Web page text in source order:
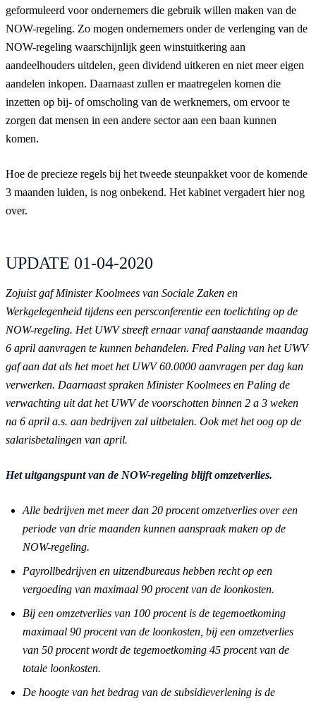
geformuleerd voor ondernemers die gebruik willen maken van de
NOW-regeling. Zo mogen ondernemers onder de verlenging van de
NOW-regeling waarschijnlijk geen winstuitkering aan
aandeelhouders uitdelen, geen dividend uitkeren en niet meer eigen
aandelen inkopen. Daarnaast zullen er maatregelen komen die
inzetten op bij- of omscholing van de werknemers, om ervoor te
zorgen dat mensen in een andere sector aan een baan kunnen
komen.
Hoe de precieze regels bij het tweede steunpakket voor de komende
3 maanden luiden, is nog onbekend. Het kabinet vergadert hier nog
over.
UPDATE 01-04-2020
Zojuist gaf Minister Koolmees van Sociale Zaken en
Werkgelegenheid tijdens een persconferentie een toelichting op de
NOW-regeling. Het UWV streeft ernaar vanaf aanstaande maandag
6 april aanvragen te kunnen behandelen. Fred Paling van het UWV
gaf aan dat als het moet het UWV 60.0000 aanvragen per dag kan
verwerken. Daarnaast spraken Minister Koolmees en Paling de
verwachting uit dat het UWV de voorschotten binnen 2 a 3 weken
na 6 april a.s. aan bedrijven zal uitbetalen. Ook met het oog op de
salarisbetalingen van april.
Het uitgangspunt van de NOW-regeling blijft omzetverlies.
Alle bedrijven met meer dan 20 procent omzetverlies over een
periode van drie maanden kunnen aanspraak maken op de
NOW-regeling.
Payrollbedrijven en uitzendbureaus hebben recht op een
vergoeding van maximaal 90 procent van de loonkosten.
Bij een omzetverlies van 100 procent is de tegemoetkoming
maximaal 90 procent van de loonkosten, bij een omzetverlies
van 50 procent wordt de tegemoetkoming 45 procent van de
totale loonkosten.
De hoogte van het bedrag van de subsidieverlening is de